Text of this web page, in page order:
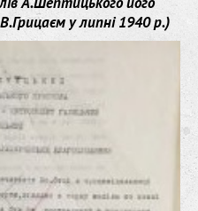
у липні 1940 р.)